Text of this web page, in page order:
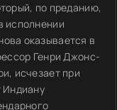
по преданию,
исполнении
оказывается в
Генри Джонс-
исчезает при
Индиану